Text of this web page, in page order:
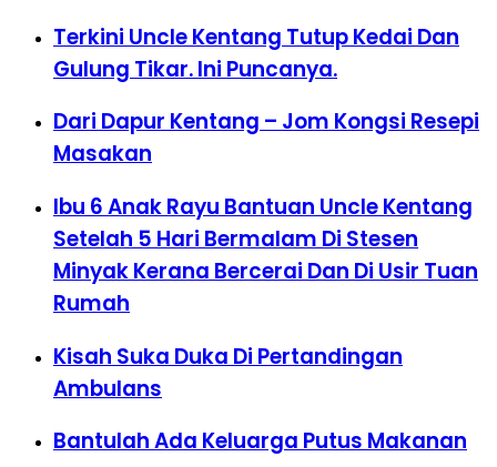
Terkini Uncle Kentang Tutup Kedai Dan
Gulung Tikar. Ini Puncanya.
Dari Dapur Kentang – Jom Kongsi Resepi
Masakan
Ibu 6 Anak Rayu Bantuan Uncle Kentang
Setelah 5 Hari Bermalam Di Stesen
Minyak Kerana Bercerai Dan Di Usir Tuan
Rumah
Kisah Suka Duka Di Pertandingan
Ambulans
Bantulah Ada Keluarga Putus Makanan